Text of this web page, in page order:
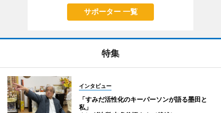
サポーター 一覧
特集
インタビュー
「すみだ活性化のキーパーソンが語る墨田と
私」